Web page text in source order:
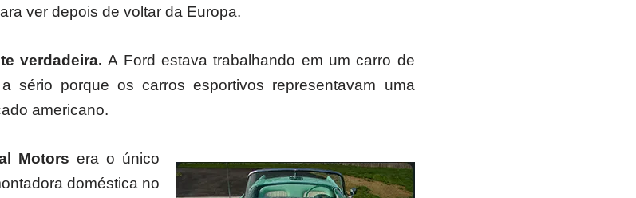
ver depois de voltar da Europa.
verdadeira.A Ford estava trabalhando em um carro de
sério porque os carros esportivos representavam uma
americano.
Motors era o único
doméstica no